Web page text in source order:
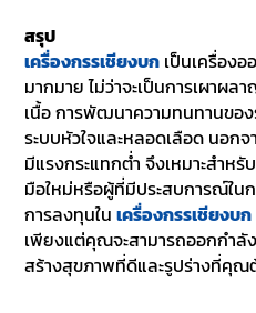
สรุป
เครื่องกรรเชียงบก เป็นเครื่อง
มากมาย ไม่ว่าจะเป็นการเผาผ
เนื้อ การพัฒนาความทนทานของ
ระบบหัวใจและหลอดเลือด นอก
มีแรงกระแทกต่ำ จึงเหมาะสำห
มือใหม่หรือผู้ที่มีประสบการณ์ใน
การลงทุนในเครื่องกรรเชียงบก
เพียงแต่คุณจะสามารถออกกำลั
สร้างสุขภาพที่ดีและรูปร่างที่คุณ